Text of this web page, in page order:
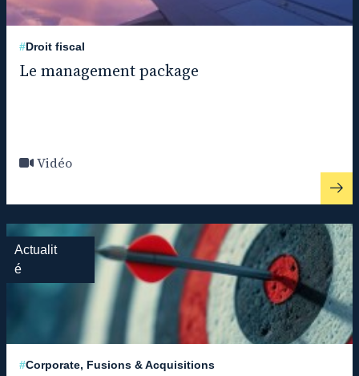
#Droit fiscal
Le management package
Vidéo
Actualit
é
#Corporate, Fusions & Acquisitions